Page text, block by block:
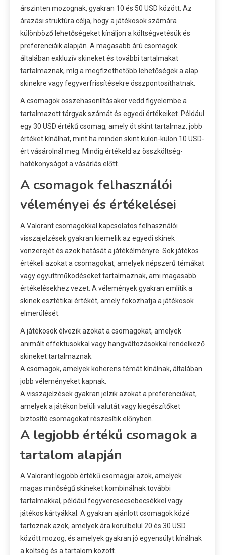
árszinten mozognak, gyakran 10 és 50 USD között. Az
árazási struktúra célja, hogy a játékosok számára
különböző lehetőségeket kínáljon a költségvetésük és
preferenciáik alapján. A magasabb árú csomagok
általában exkluzív skineket és további tartalmakat
tartalmaznak, míg a megfizethetőbb lehetőségek a alap
skinekre vagy fegyverfrissítésekre összpontosíthatnak.
A csomagok összehasonlításakor vedd figyelembe a
tartalmazott tárgyak számát és egyedi értékeiket. Például
egy 30 USD értékű csomag, amely öt skint tartalmaz, jobb
értéket kínálhat, mint ha minden skint külön-külön 10 USD-
ért vásárolnál meg. Mindig értékeld az összköltség-
hatékonyságot a vásárlás előtt.
A csomagok felhasználói
véleményei és értékelései
A Valorant csomagokkal kapcsolatos felhasználói
visszajelzések gyakran kiemelik az egyedi skinek
vonzerejét és azok hatását a játékélményre. Sok játékos
értékeli azokat a csomagokat, amelyek népszerű témákat
vagy együttműködéseket tartalmaznak, ami magasabb
értékelésekhez vezet. A vélemények gyakran említik a
skinek esztétikai értékét, amely fokozhatja a játékosok
elmerülését.
A játékosok élvezik azokat a csomagokat, amelyek
animált effektusokkal vagy hangváltozásokkal rendelkező
skineket tartalmaznak.
A csomagok, amelyek koherens témát kínálnak, általában
jobb véleményeket kapnak.
A visszajelzések gyakran jelzik azokat a preferenciákat,
amelyek a játékon belüli valutát vagy kiegészítőket
biztosító csomagokat részesítik előnyben.
A legjobb értékű csomagok a
tartalom alapján
A Valorant legjobb értékű csomagjai azok, amelyek
magas minőségű skineket kombinálnak további
tartalmakkal, például fegyvercsecsebecsékkel vagy
játékos kártyákkal. A gyakran ajánlott csomagok közé
tartoznak azok, amelyek ára körülbelül 20 és 30 USD
között mozog, és amelyek gyakran jó egyensúlyt kínálnak
a költség és a tartalom között.